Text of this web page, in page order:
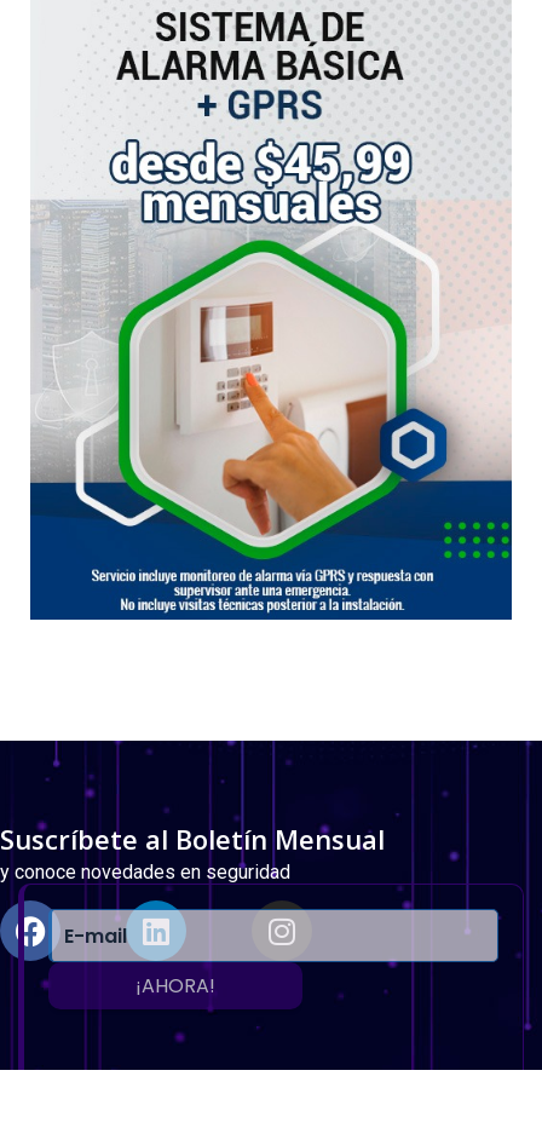
Suscríbete al Boletín Mensual
y conoce novedades en seguridad
¡AHORA!